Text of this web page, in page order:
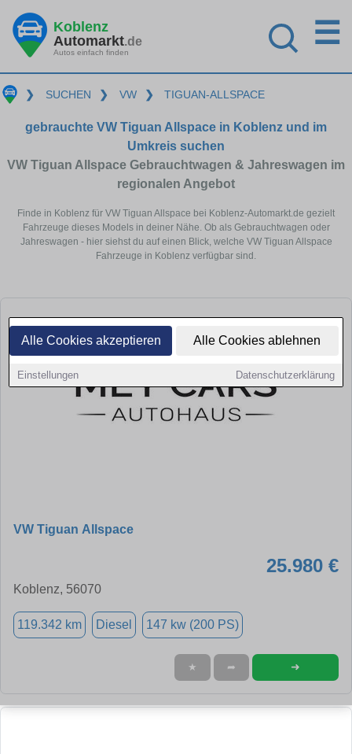
Alle Cookies akzeptieren Alle Cookies ablehnen
Einstellungen Datenschutzerklärung
Koblenz
Automarkt.de
Autos einfach finden
☰
❯ SUCHEN ❯ VW ❯ TIGUAN-ALLSPACE
gebrauchte VW Tiguan Allspace in Koblenz und im
Umkreis suchen
VW Tiguan Allspace Gebrauchtwagen & Jahreswagen im
regionalen Angebot
Finde in Koblenz für VW Tiguan Allspace bei Koblenz-Automarkt.de gezielt
Fahrzeuge dieses Models in deiner Nähe. Ob als Gebrauchtwagen oder
Jahreswagen - hier siehst du auf einen Blick, welche VW Tiguan Allspace
Fahrzeuge in Koblenz verfügbar sind.
VW Tiguan Allspace
25.980 €
Koblenz, 56070
119.342 km Diesel 147 kw (200 PS)
★ ➦ ➜